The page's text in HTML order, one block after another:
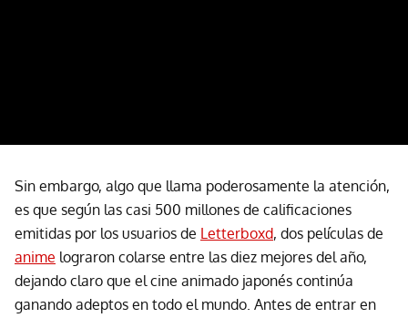
Sin embargo, algo que llama poderosamente la atención,
es que según las casi 500 millones de calificaciones
emitidas por los usuarios de Letterboxd, dos películas de
anime lograron colarse entre las diez mejores del año,
dejando claro que el cine animado japonés continúa
ganando adeptos en todo el mundo. Antes de entrar en